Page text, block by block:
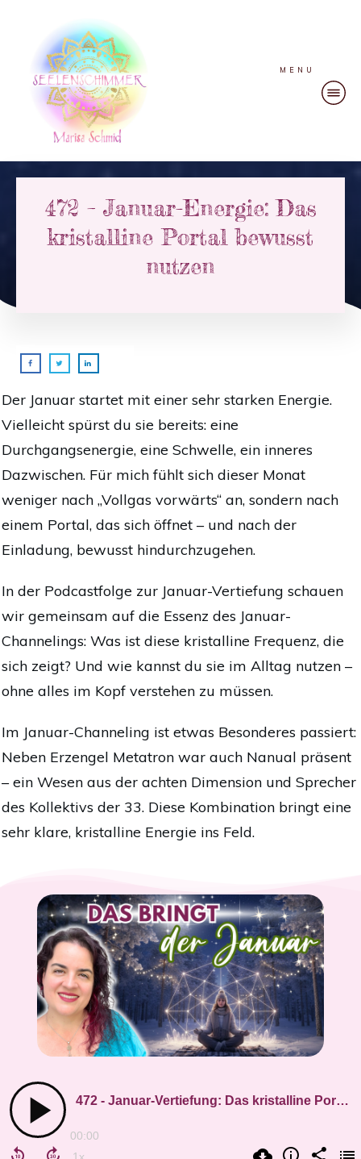
MENU
472 – Januar-Energie: Das
kristalline Portal bewusst
nutzen
Der Januar startet mit einer sehr starken Energie.
Vielleicht spürst du sie bereits: eine
Durchgangsenergie, eine Schwelle, ein inneres
Dazwischen. Für mich fühlt sich dieser Monat
weniger nach „Vollgas vorwärts“ an, sondern nach
einem Portal, das sich öffnet – und nach der
Einladung, bewusst hindurchzugehen.
In der Podcastfolge zur Januar-Vertiefung schauen
wir gemeinsam auf die Essenz des Januar-
Channelings: Was ist diese kristalline Frequenz, die
sich zeigt? Und wie kannst du sie im Alltag nutzen –
ohne alles im Kopf verstehen zu müssen.
Im Januar-Channeling ist etwas Besonderes passiert:
Neben Erzengel Metatron war auch Nanual präsent
– ein Wesen aus der achten Dimension und Sprecher
des Kollektivs der 33. Diese Kombination bringt eine
sehr klare, kristalline Energie ins Feld.